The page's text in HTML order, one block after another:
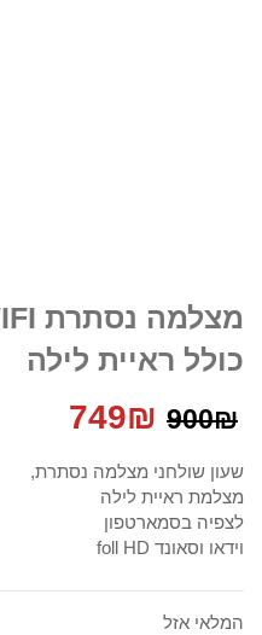
כולל ראיית לילה
900₪
המחיר
המקורי
היה:
900₪.
749₪
שעון שולחני מצלמה נסתרת,
מצלמת ראיית לילה
לצפיה בסמארטפון
וידאו וסאונד foll HD
המלאי אזל